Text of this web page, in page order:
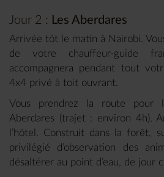
Jour 2 : Les Aberdares
Arrivée tôt le matin à Nairobi.
de votre chauffeur-guide
accompagnera pendant tout
4x4 privé à toit ouvrant.
Vous prendrez la route pour
Aberdares (trajet : environ 4h).
l’hôtel. Construit dans la forêt,
privilégié d’observation des
désaltérer au point d’eau, de jour